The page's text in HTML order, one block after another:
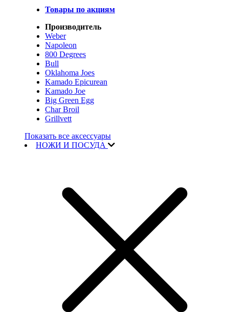
Товары по акциям
Производитель
Weber
Napoleon
800 Degrees
Bull
Oklahoma Joes
Kamado Epicurean
Kamado Joe
Big Green Egg
Char Broil
Grillvett
Показать все аксессуары
НОЖИ И ПОСУДА